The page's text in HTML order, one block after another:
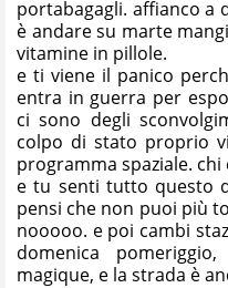
portabagagli. affianco a
è andare su marte
vitamine in pillole.
e ti viene il panico
entra in guerra per
ci sono degli
colpo di stato proprio
programma spaziale. chi
e tu senti tutto questo
pensi che non puoi più
nooooo. e poi cambi
domenica
magique, e la strada è